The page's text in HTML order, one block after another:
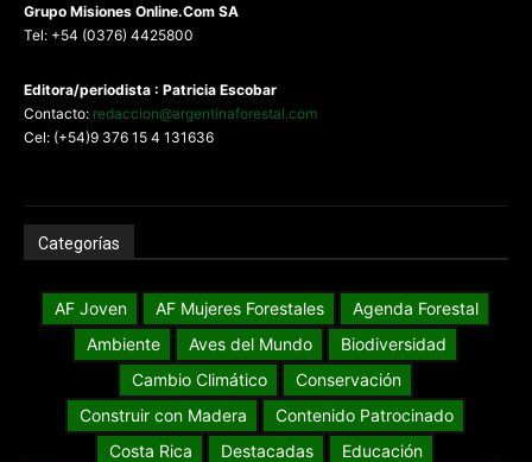
Grupo Misiones Online.Com SA
Tel: +54 (0376) 4425800
Editora/periodista : Patricia Escobar
Contacto: redaccion@argentinaforestal.com
Cel: (+54)9 376 15 4 131636
Categorías
AF Joven AF Mujeres Forestales
Agenda Forestal
Ambiente
Aves del Mundo
Biodiversidad
Cambio Climático
Conservación
Construir con Madera
Contenido Patrocinado
Costa Rica
Destacadas
Educación